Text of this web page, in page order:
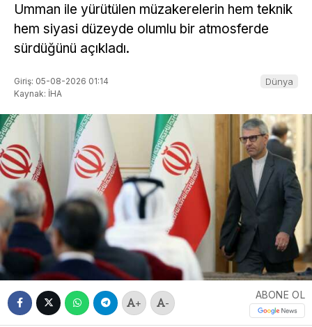
Umman ile yürütülen müzakerelerin hem teknik
hem siyasi düzeyde olumlu bir atmosferde
sürdüğünü açıkladı.
Giriş: 05-08-2026 01:14
Kaynak: İHA
Dünya
+ -
ABONE OL